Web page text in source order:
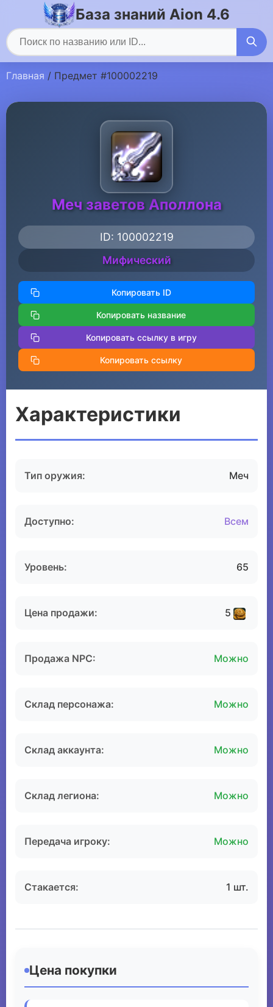
База знаний Aion 4.6
Главная / Предмет #100002219
Меч заветов Аполлона
ID: 100002219
Мифический
Копировать ID
Копировать название
Копировать ссылку в игру
Копировать ссылку
Характеристики
Тип оружия: Меч
Доступно: Всем
Уровень: 65
Цена продажи: 5
Продажа NPC: Можно
Склад персонажа: Можно
Склад аккаунта: Можно
Склад легиона: Можно
Передача игроку: Можно
Стакается: 1 шт.
Цена покупки